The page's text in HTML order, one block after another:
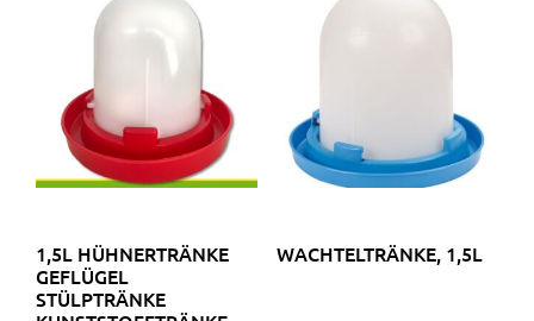
1,5L HÜHNERTRÄNKE
GEFLÜGEL
STÜLPTRÄNKE
WACHTELTRÄNKE, 1,5L